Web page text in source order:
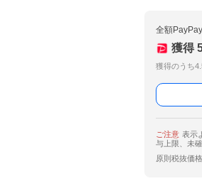
全額
獲得
獲得のうち
ご注意 表示
与上限、未
原則税抜価